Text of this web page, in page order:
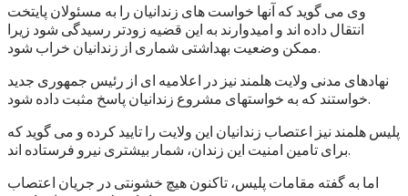
وی می گوید که آنها خواست های زندانیان را به مسئولان پایتخت
انتقال داده اند و امیدوارند به این قضیه زودتر رسیدگی شود زیرا
ممکن وضعیت بهداشتی شماری از زندانیان خراب شود.
نهادهای مدنی ولایت هلمند نیز در اعلامیه ای از رئیس جمهوری جدید
خواستند که به خواستهای مشروع زندانیان پاسخ مثبت داده شود.
پلیس هلمند نیز اعتصاب زندانیان این ولایت را تایید کرده و می گوید که
برای تامین امنیت این زندان، شمار بیشتری نیرو فرستاده اند.
اما به گفته مقامات پلیس، تاکنون هیچ خشونتی در جریان اعتصاب